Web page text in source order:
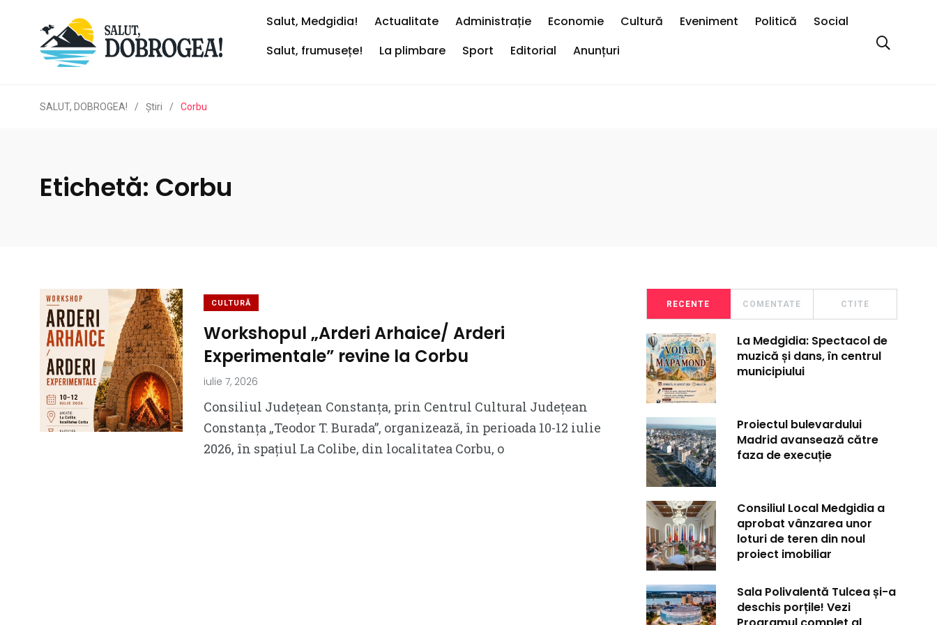
Salut, Medgidia! Actualitate Administrație Economie Cultură Eveniment Politică
Social
Salut, frumusețe!
La plimbare Sport Editorial Anunțuri
SALUT, DOBROGEA! / Ştiri / Corbu
Etichetă: Corbu
CULTURĂ
Workshopul „Arderi Arhaice/ Arderi
Experimentale” revine la Corbu
iulie 7, 2026
Consiliul Județean Constanța, prin Centrul Cultural Județean
Constanța „Teodor T. Burada”, organizează, în perioada 10-12 iulie
2026, în spațiul La Colibe, din localitatea Corbu, o
RECENTE COMENTATE CTITE
La Medgidia: Spectacol de
muzică și dans, în centrul
municipiului
Proiectul bulevardului
Madrid avansează către
faza de execuție
Consiliul Local Medgidia a
aprobat vânzarea unor
loturi de teren din noul
proiect imobiliar
Sala Polivalentă Tulcea și-a
deschis porțile! Vezi